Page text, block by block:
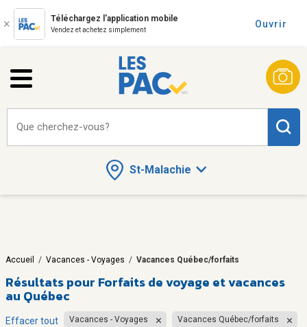
Téléchargez l'application mobile
Vendez et achetez simplement
Ouvrir
St-Malachie
Que cherchez-vous?
Accueil / Vacances - Voyages / Vacances Québec/forfaits
Résultats pour Forfaits de voyage et vacances
au Québec
Effacer tout Vacances - Voyages Vacances Québec/forfaits